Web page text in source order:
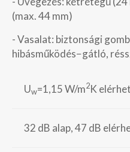
(max. 44 mm)
- Vasalat: biztonsági
hibásműködés−gátló,
Uw=1,15 W/m2K
32 dB alap, 47 dB